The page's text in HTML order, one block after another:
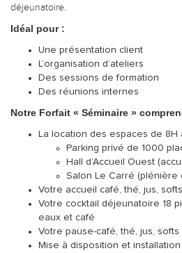
déjeunatoire.
Idéal pour :
Une présentation client
L’organisation d’ateliers
Des sessions de formation
Des réunions internes
Notre Forfait « Séminaire »
La location des espaces de 8H
Parking privé de 1000
Hall d’Accueil Ouest
Salon Le Carré (plénière
Votre accueil café, thé, jus,
Votre cocktail déjeunatoire 18
eaux et café
Votre pause-café, thé, jus, softs
Mise à disposition et